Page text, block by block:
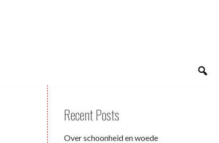
Recent Posts
Over schoonheid en woede